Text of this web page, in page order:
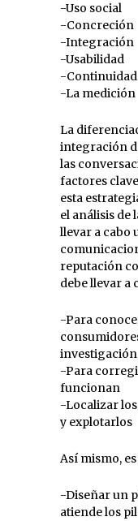
-Uso social
-Concreción
-Integración
-Usabilidad
-Continuidad
-La medición
La
integración
las
factores
esta
el análisis de
llevar a cabo
reputación
debe llevar a
-Para
-Para
funcionan
-Localizar
y explotarlos
Así mismo,
-Diseñar un
atiende los